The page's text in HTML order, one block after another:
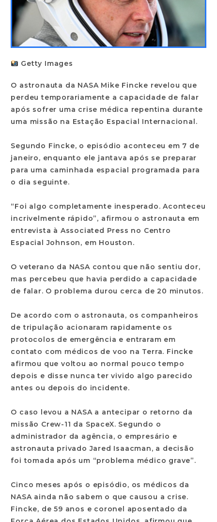
Getty Images
O astronauta da NASA Mike Fincke revelou que
perdeu temporariamente a capacidade de falar
após sofrer uma crise médica repentina durante
uma missão na Estação Espacial Internacional.
Segundo Fincke, o episódio aconteceu em 7 de
janeiro, enquanto ele jantava após se preparar
para uma caminhada espacial programada para
o dia seguinte.
“Foi algo completamente inesperado. Aconteceu
incrivelmente rápido”, afirmou o astronauta em
entrevista à Associated Press no Centro
Espacial Johnson, em Houston.
O veterano da NASA contou que não sentiu dor,
mas percebeu que havia perdido a capacidade
de falar. O problema durou cerca de 20 minutos.
De acordo com o astronauta, os companheiros
de tripulação acionaram rapidamente os
protocolos de emergência e entraram em
contato com médicos de voo na Terra. Fincke
afirmou que voltou ao normal pouco tempo
depois e disse nunca ter vivido algo parecido
antes ou depois do incidente.
O caso levou a NASA a antecipar o retorno da
missão Crew-11 da SpaceX. Segundo o
administrador da agência, o empresário e
astronauta privado Jared Isaacman, a decisão
foi tomada após um “problema médico grave”.
Cinco meses após o episódio, os médicos da
NASA ainda não sabem o que causou a crise.
Fincke, de 59 anos e coronel aposentado da